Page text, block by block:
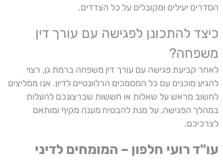
הסדרים יעילים ומקובלים על כל הצדדים.
כיצד להתכונן לפגישה עם עורך דין
משפחה?
לאחר קביעת פגישה עם עורך דין משפחה ברמת גן, רצוי
להגיע מוכנים עם כל המסמכים הרלוונטיים לדיון. אנו ממליצים
לחשוב מראש על שאלות או חששות שברצונכם להעלות
במהלך הפגישה, על מנת להבטיח מענה מקיף ומותאם
לצרכיכם.
עו"ד רועי חלפון – המומחים לדיני